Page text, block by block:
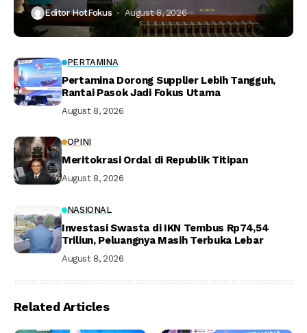
Editor HotFokus August 8, 2026
PERTAMINA
Pertamina Dorong Supplier Lebih Tangguh,
Rantai Pasok Jadi Fokus Utama
August 8, 2026
OPINI
Meritokrasi Ordal di Republik Titipan
August 8, 2026
NASIONAL
Investasi Swasta di IKN Tembus Rp74,54
Triliun, Peluangnya Masih Terbuka Lebar
August 8, 2026
Related Articles